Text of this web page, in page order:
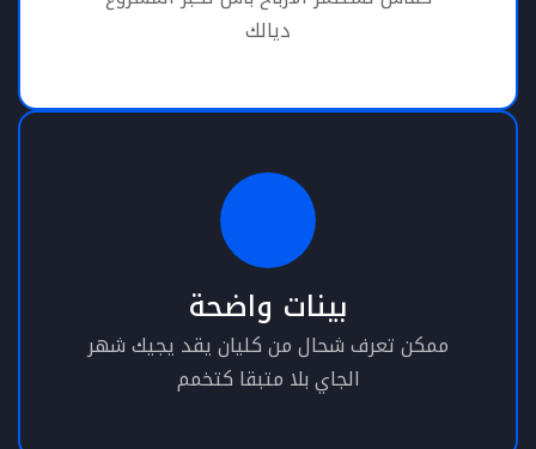
ديالك
بينات واضحة
ممكن تعرف شحال من كليان يقد يجيك شهر
الجاي بلا متبقا كتخمم